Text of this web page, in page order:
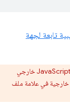
تابعة لجهة
يجب تقديم رمز مميّز تابع لجهة خارجية في ملف JavaScript خارجي
خارجية في علامة ملف